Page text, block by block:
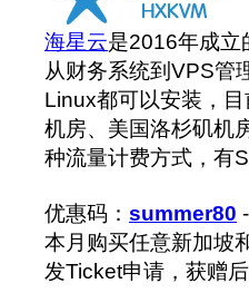
海星云是2016年成立
从财务系统到VPS管
Linux都可以安装，
机房、美国洛杉矶机
种流量计费方式，有
优惠码： summer80
本月购买任意新加坡
发Ticket申请，获赠